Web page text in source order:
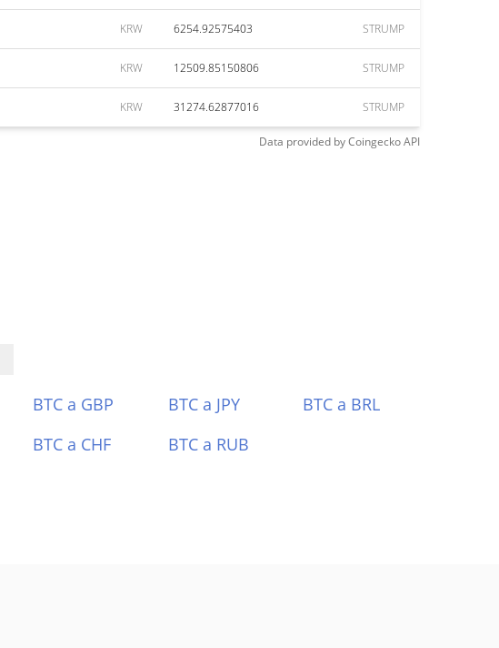
KRW 6254.92575403 STRUMP
KRW 12509.85150806 STRUMP
KRW 31274.62877016 STRUMP
Data provided byCoingeckoAPI
BTC a GBP BTC a JPY
BTC a BRL
BTC a CHF BTC a RUB